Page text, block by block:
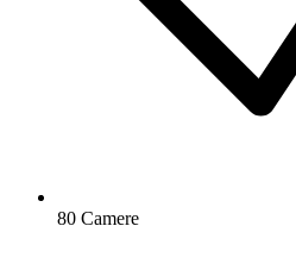
80 Camere